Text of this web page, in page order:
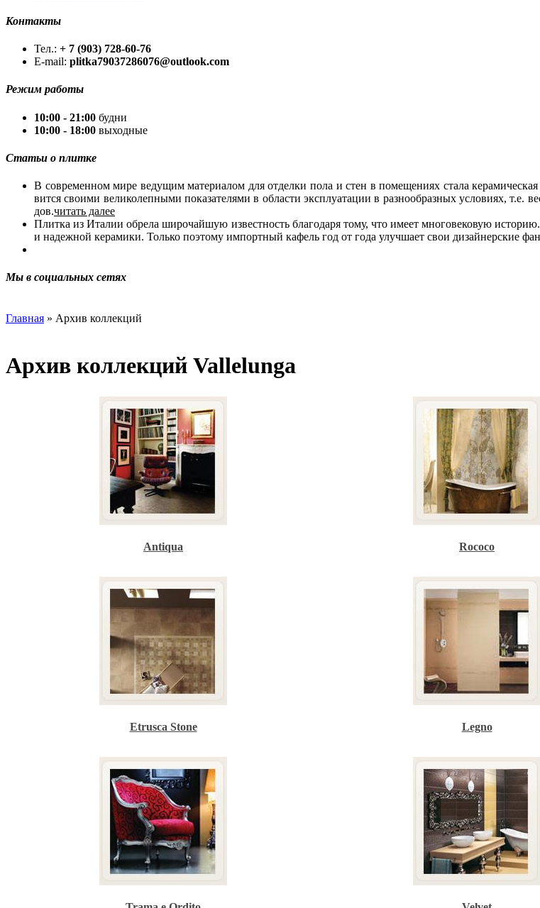
Контакты
Тел.: + 7 (903) 728-60-76
E-mail: plitka79037286076@outlook.com
Режим работы
10:00 - 21:00 будни
10:00 - 18:00 выходные
Статьи о плитке
В со­вре­мен­ном ми­ре ве­ду­щим ма­те­ри­а­лом для от­дел­ки по­ла и стен в по­ме­ще­ни­ях ста­ла
вит­ся сво­и­ми ве­ли­ко­леп­ны­ми по­ка­за­те­ля­ми в об­ла­сти экс­плу­а­та­ции в раз­но­об­раз­ных усло­ви­ях, т.е.
дов.читать далее
Плит­ка из Ита­лии об­ре­ла ши­ро­чай­шую из­вест­ность бла­го­да­ря то­му, что име­ет мно­го­ве­ко­вую
и на­деж­ной ке­ра­ми­ки. Толь­ко по­это­му им­порт­ный ка­фель год от го­да улуч­ша­ет свои ди­зай­нер­ские
Мы в социальных сетях
Главная » Архив коллекций
Архив коллекций Vallelunga
Antiqua Rococo
Etrusca Stone Legno